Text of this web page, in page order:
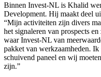
Binnen Invest-NL is Khalid
Development. Hij maakt deel
“Mijn activiteiten zijn divers
het signaleren van prospects
waar Invest-NL van
pakket van werkzaamheden.
schuivend paneel en wij
zijn.”